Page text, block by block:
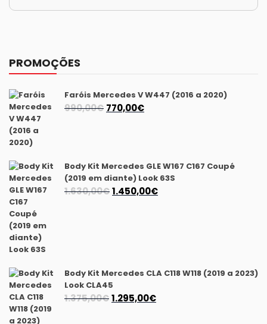
PROMOÇÕES
Faróis Mercedes V W447 (2016 a 2020)
990,00€ O
990,00€.
770,00€O
770,00€.
Body Kit Mercedes GLE W167 C167 Coupé
(2019 em diante) Look 63S
1.630,00€O
1.450,00€O
Body Kit Mercedes CLA C118 W118 (2019 a 2023)
Look CLA45
1.375,00€O
1.295,00€O